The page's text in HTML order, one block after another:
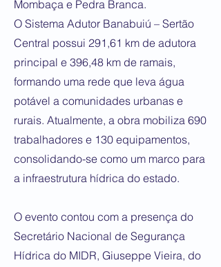
Mombaça e Pedra Branca.
O Sistema Adutor Banabuiú – Sertão
Central possui 291,61 km de adutora
principal e 396,48 km de ramais,
formando uma rede que leva água
potável a comunidades urbanas e
rurais. Atualmente, a obra mobiliza 690
trabalhadores e 130 equipamentos,
consolidando-se como um marco para
a infraestrutura hídrica do estado.
O evento contou com a presença do
Secretário Nacional de Segurança
Hídrica do MIDR, Giuseppe Vieira, do